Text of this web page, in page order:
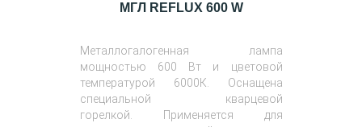
МГЛ REFLUX 600 W
Металлогалогенная лампа
мощностью 600 Вт и цветовой
температурой 6000К. Оснащена
специальной кварцевой
горелкой. Применяется для